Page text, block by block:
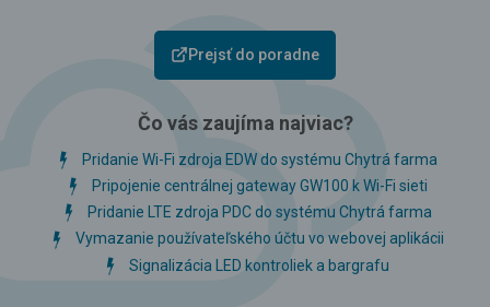
Prejsť do poradne
Čo vás zaujíma najviac?
Pridanie Wi-Fi zdroja EDW do systému Chytrá farma
Pripojenie centrálnej gateway GW100 k Wi-Fi sieti
Pridanie LTE zdroja PDC do systému Chytrá farma
Vymazanie používateľského účtu vo webovej aplikácii
Signalizácia LED kontroliek a bargrafu